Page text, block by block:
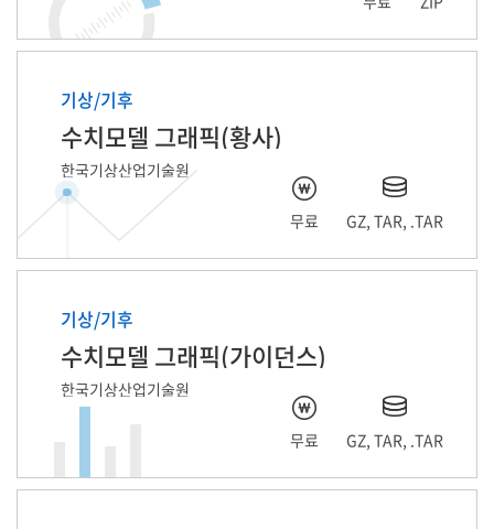
기상/기후
수치모델 그래픽(황사)
한국기상산업기술원
무료 GZ, TAR, .TAR
기상/기후
수치모델 그래픽(가이던스)
한국기상산업기술원
무료 GZ, TAR, .TAR